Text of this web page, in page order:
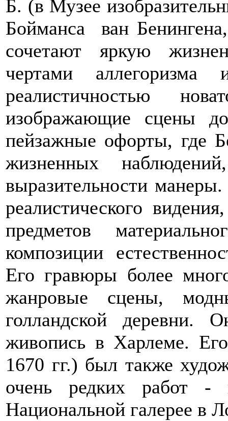
Б. (в Музее
Бойманса ван
сочетают яркую
чертами аллегоризма
реалистичностью
изображающие сцены
пейзажные офорты, где
жизненных
выразительности
реалистического
предметов
композиции
Его гравюры более
жанровые сцены,
голландской деревни.
живопись в Харлеме.
1670 гг.) был также
очень редких работ -
Национальной галерее в